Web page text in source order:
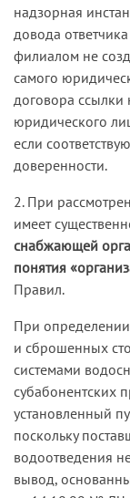
решением
544 ГК РФ,
данными
Поскольку
вопрос не
первой
Как
войсковая
на
оказывает
признал
с чем
ФГУП,
является
выводами
судебных
надзорная
довода
филиалом не
самого
договора
юридического
если
доверенности.
2. При
имеет
снабжающей
понятия
Правил.
При
и сброшенных
системами
субабонентских
установленный
поскольку
водоотведения
вывод,